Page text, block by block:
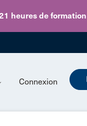
heures de formation
Connexion